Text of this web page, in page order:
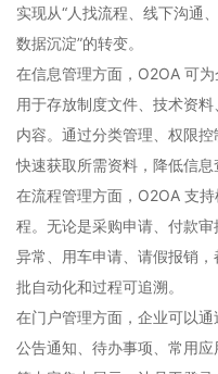
实现从“人找流程、线下沟通
数据沉淀”的转变。
在信息管理方面，O2OA 可
用于存放制度文件、技术资
内容。通过分类管理、权限
快速获取所需资料，降低信息
在流程管理方面，O2OA 支
程。无论是采购申请、付款
异常、用车申请、请假报销
批自动化和过程可追溯。
在门户管理方面，企业可以
公告通知、待办事项、常用